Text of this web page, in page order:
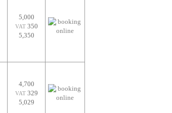
5,000
VAT350
5,350
4,700
VAT329
5,029